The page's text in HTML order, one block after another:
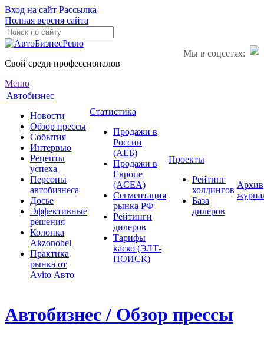
Вход на сайт Рассылка
Полная версия сайта
Мы в соцсетях:
Свой среди профессионалов
Меню
Автобизнес
Новости
Обзор прессы
События
Интервью
Рецепты
успеха
Персоны
автобизнеса
Досье
Эффективные
решения
Колонка
Akzonobel
Практика
рынка от
Аvito Авто
Статистика
Продажи в
России
(АЕБ)
Продажи в
Европе
(ACEA)
Сегментация
рынка РФ
Рейтинги
дилеров
Тарифы
каско (ЭЛТ-
ПОИСК)
Проекты
Рейтинг
холдингов
База
дилеров
Архив
Автобизнес / Обзор прессы